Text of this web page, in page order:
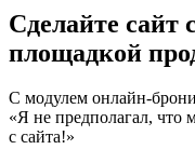
Сделайте сайт
площадкой
С модулем онлайн-
«Я не предполагал, что
с сайта!»